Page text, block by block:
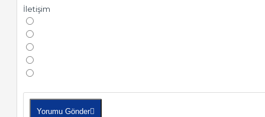
İletişim
Yorumu Gönder